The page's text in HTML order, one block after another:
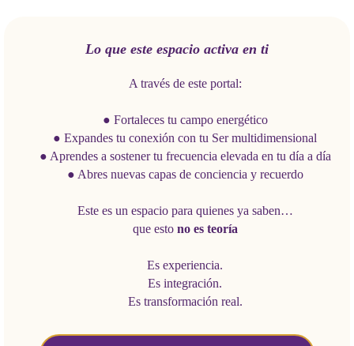
Lo que este espacio activa en ti
A través de este portal:
● Fortaleces tu campo energético
● Expandes tu conexión con tu Ser multidimensional
● Aprendes a sostener tu frecuencia elevada en tu día a día
● Abres nuevas capas de conciencia y recuerdo
Este es un espacio para quienes ya saben…
que esto no es teoría
Es experiencia.
Es integración.
Es transformación real.